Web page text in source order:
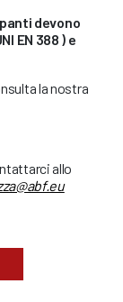
devono
EN 388 ) e
la nostra
allo